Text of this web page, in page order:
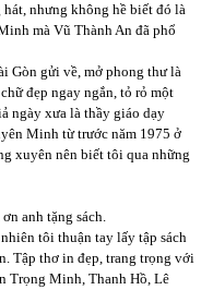
nhưng không hề biết đó là
mà Vũ Thành An đã phổ
Gòn gửi về, mở phong thư là
đẹp ngay ngắn, tỏ rỏ một
ngày xưa là thầy giáo dạy
Minh từ trước năm 1975 ở
xuyên nên biết tôi qua những
anh tặng sách.
tôi thuận tay lấy tập sách
Tập thơ in đẹp, trang trọng với
Trọng Minh, Thanh Hồ, Lê